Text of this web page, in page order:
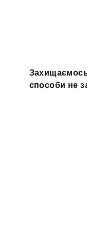
Захищаємось
способи не